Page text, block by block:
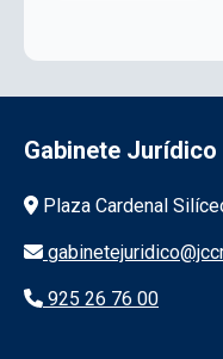
Gabinete Jurídico
Información
Plaza Cardenal
925 26 76 00